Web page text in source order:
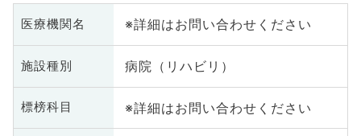
医療機関名 ※詳細はお問い合わせください
施設種別 病院（リハビリ）
標榜科目 ※詳細はお問い合わせください